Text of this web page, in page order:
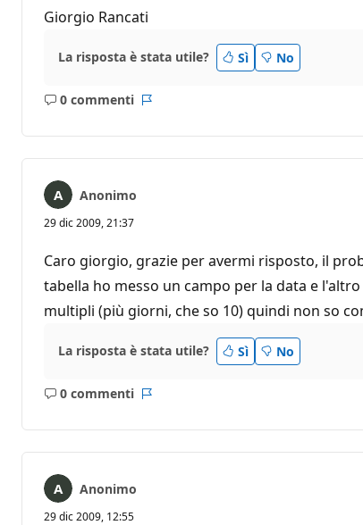
Giorgio Rancati
La risposta è stata utile? Sì No
0 commenti
Nessun
Anonimo
29 dic 2009, 21:37
Caro giorgio, grazie per avermi risposto, il
tabella ho messo un campo per la data e
multipli (più giorni, che so 10) quindi non so
La risposta è stata utile? Sì No
0 commenti
Nessun
Anonimo
29 dic 2009, 12:55